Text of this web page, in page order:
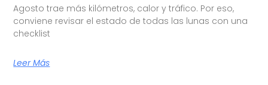
Agosto trae más kilómetros, calor y tráfico. Por eso,
conviene revisar el estado de todas las lunas con una
checklist
Leer Más